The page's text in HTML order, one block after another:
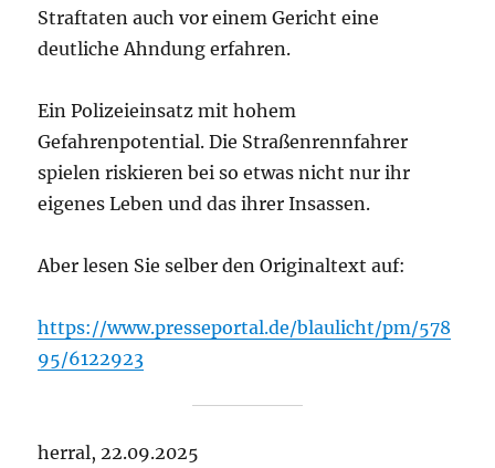
Straftaten auch vor einem Gericht eine
deutliche Ahndung erfahren.
Ein Polizeieinsatz mit hohem
Gefahrenpotential. Die Straßenrennfahrer
spielen riskieren bei so etwas nicht nur ihr
eigenes Leben und das ihrer Insassen.
Aber lesen Sie selber den Originaltext auf:
https://www.presseportal.de/blaulicht/pm/578
95/6122923
herral, 22.09.2025